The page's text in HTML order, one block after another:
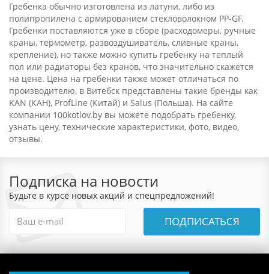
Гребенка обычно изготовлена из латуни, либо из
полипропилена с армированием стекловолокном PP-GF.
Гребенки поставляются уже в сборе (расходомеры, ручные
краны, термометр, развоздушиватель, сливные краны,
крепление), но также можно купить гребенку на теплый
пол или радиаторы без кранов, что значительно скажется
на цене. Цена на гребенки также может отличаться по
производителю, в Витебск представлены такие бренды как
KAN (КАН), ProfLine (Китай) и Salus (Польша). На сайте
компании 100kotlov.by вы можете подобрать гребенку,
узнать цену, технические характеристики, фото, видео,
отзывы.
Подписка на новости
Будьте в курсе новых акций и спецпредложений!
ПОДПИСАТЬСЯ